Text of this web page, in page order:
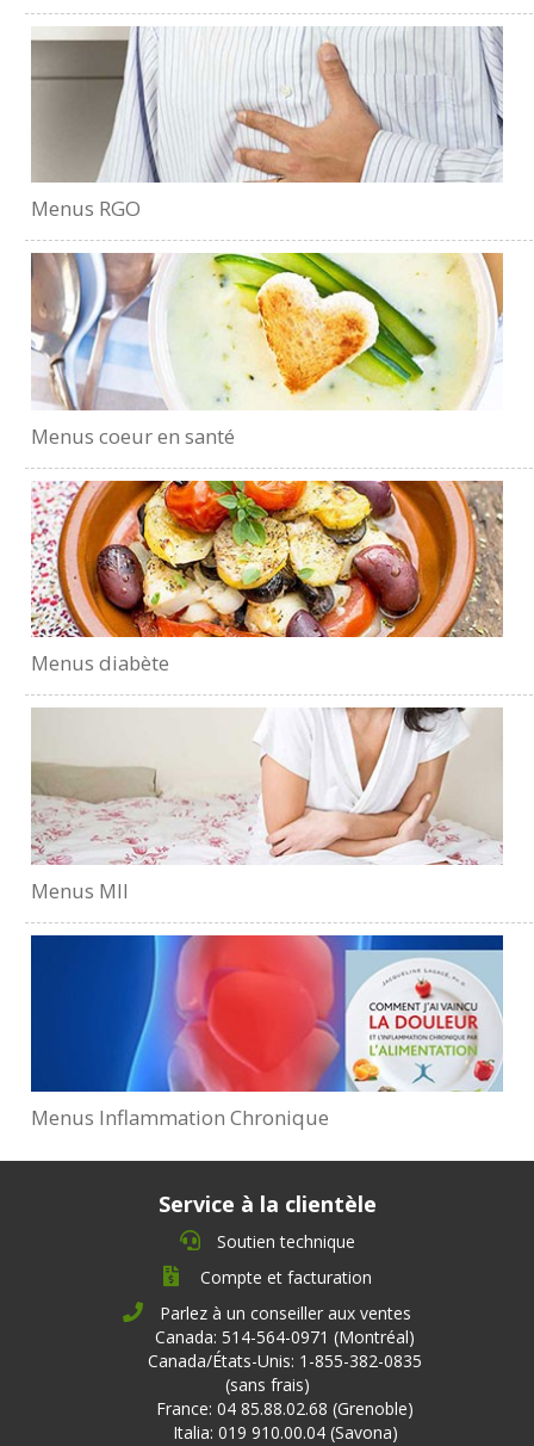
Menus RGO
Menus coeur en santé
Menus diabète
Menus MII
Menus Inflammation Chronique
Service à la clientèle
Soutien technique
Compte et facturation
Parlez à un conseiller aux ventes
Canada: 514-564-0971 (Montréal)
Canada/États-Unis: 1-855-382-0835
(sans frais)
France: 04 85.88.02.68 (Grenoble)
Italia: 019 910.00.04 (Savona)